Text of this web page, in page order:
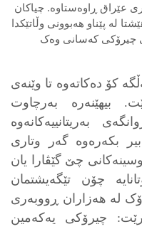
عێراق ڕاوەستاوە. چیاکان
لە پێناو هەبوونی وڵاتێکدا
چیرۆکی کەسانی وەک
کۆ دەکاتەوە تا وێنەی
بیهێنەرە بەرچاوت
بەریتانییەکانەوە
بکەرەوە گەر وتاری
چێ گێڤارا یان
چۆن تێگەیشتمان
لە هەزاران ڕووبەری
چیرۆکی یەکەمین